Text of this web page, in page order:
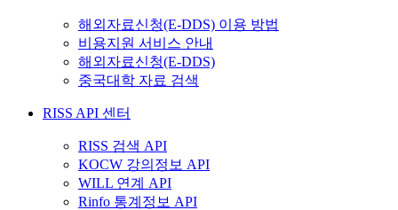
해외자료신청(E-DDS) 이용 방법
비용지원 서비스 안내
해외자료신청(E-DDS)
중국대학 자료 검색
RISS API 센터
RISS 검색 API
KOCW 강의정보 API
WILL 연계 API
Rinfo 통계정보 API